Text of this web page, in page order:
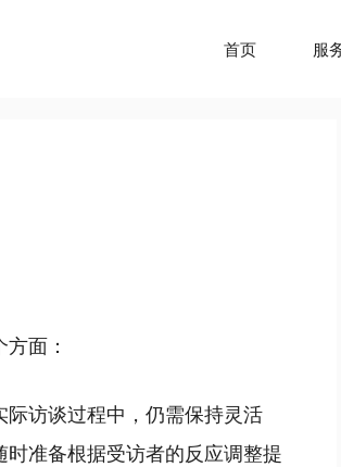
首页 服
面：
访谈过程中，仍需保持灵活
准备根据受访者的反应调整提